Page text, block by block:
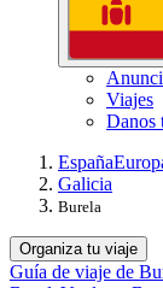
Viajes
Danos
España
Galicia
Burela
Organiza tu viaje
Guía de viaje de